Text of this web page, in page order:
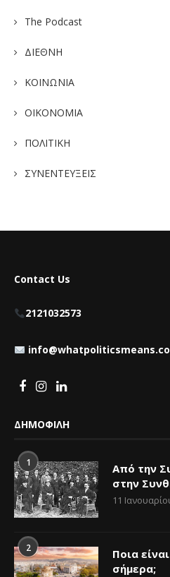
The Podcast
ΔΙΕΘΝΗ
ΚΟΙΝΩΝΙΑ
ΟΙΚΟΝΟΜΙΑ
ΠΟΛΙΤΙΚΗ
ΣΥΝΕΝΤΕΥΞΕΙΣ
Contact Us
2121032573
ΔΗΜΟΦΙΛΗ
1
Από την
στην
11
2
Ποια
σήμερα;